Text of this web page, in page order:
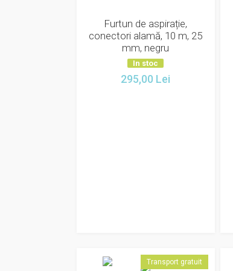
Furtun de aspirație,
conectori alamă, 10 m, 25
mm, negru
In stoc
295,00 Lei
Transport gratuit